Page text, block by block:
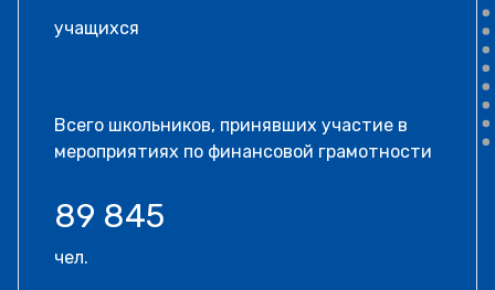
учащихся
Всего школьников, принявших участие в
мероприятиях по финансовой грамотности
89 845
чел.